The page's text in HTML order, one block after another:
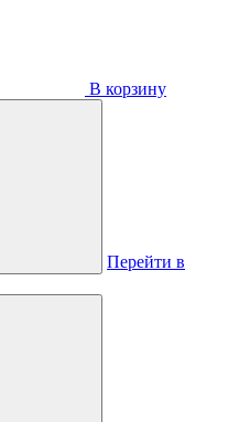
В корзину
Перейти в